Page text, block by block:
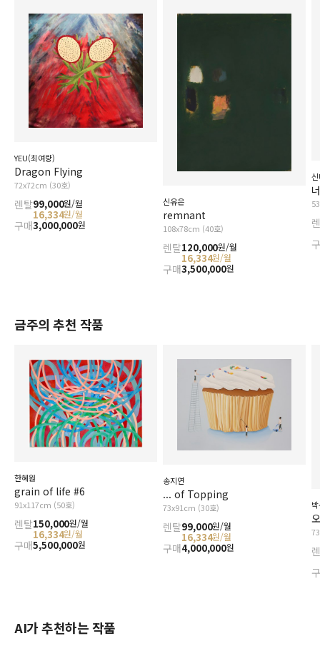
YEU(최여량)
Dragon Flying
72x72cm (30호)
렌탈99,000원/월
16,334원/월
구매3,000,000원
신유은
remnant
108x78cm (40호)
렌탈120,000원/월
16,334원/월
구매3,500,000원
금주의 추천 작품
한혜원
grain of life #6
91x117cm (50호)
렌탈150,000원/월
16,334원/월
구매5,500,000원
송지연
... of Topping
73x91cm (30호)
렌탈99,000원/월
16,334원/월
구매4,000,000원
AI가 추천하는 작품